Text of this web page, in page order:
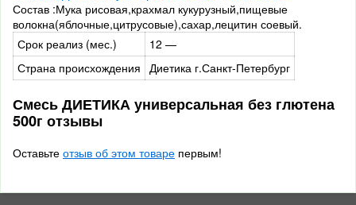
Состав :Мука рисовая,крахмал кукурузный,пищевые
волокна(яблочные,цитрусовые),сахар,лецитин соевый.
Срок реализ (мес.)
12 —
Страна происхождения Диетика г.Санкт-Петербург
Смесь ДИЕТИКА универсальная без глютена
500г отзывы
Оставьте отзыв об этом товаре первым!